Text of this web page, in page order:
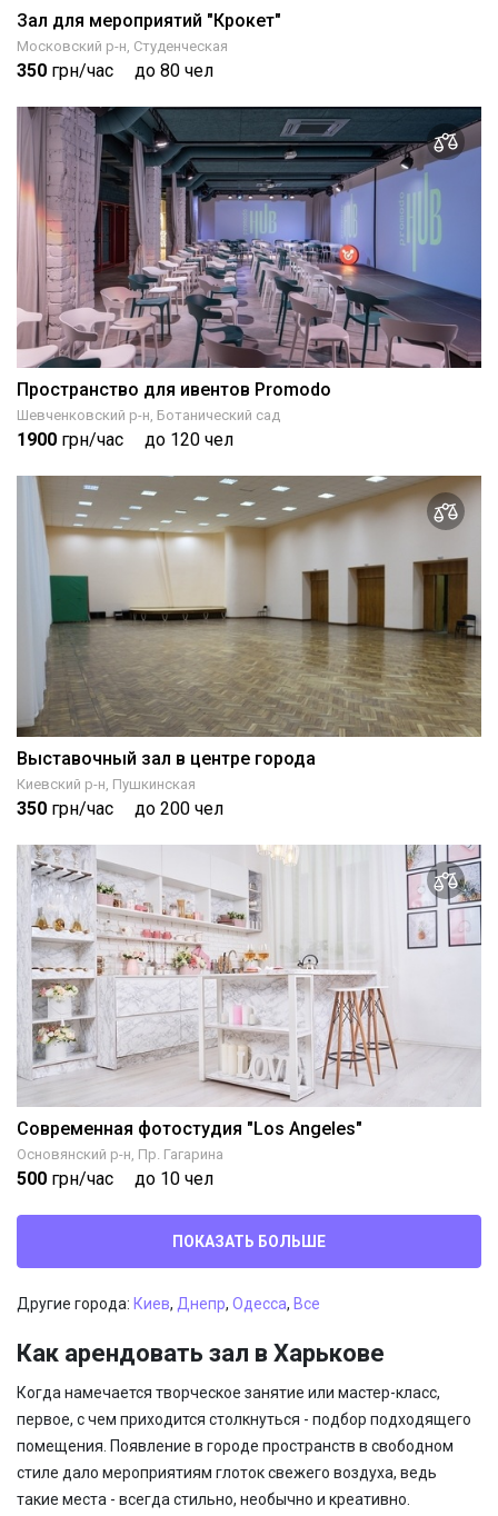
Зал для мероприятий "Крокет"
Московский р-н, Студенческая
350 грн/час до 80 чел
Пространство для ивентов Promodo
Шевченковский р-н, Ботанический сад
1900 грн/час до 120 чел
Выставочный зал в центре города
Киевский р-н, Пушкинская
350 грн/час до 200 чел
Современная фотостудия "Los Angeles"
Основянский р-н, Пр. Гагарина
500 грн/час до 10 чел
ПОКАЗАТЬ БОЛЬШЕ
Другие города: Киев, Днепр, Одесса, Все
Как арендовать зал в Харькове
Когда намечается творческое занятие или мастер-класс,
первое, с чем приходится столкнуться - подбор подходящего
помещения. Появление в городе пространств в свободном
стиле дало мероприятиям глоток свежего воздуха, ведь
такие места - всегда стильно, необычно и креативно.